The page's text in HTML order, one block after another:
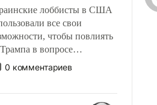
лоббисты в США
все свои
чтобы повлиять
в вопросе
вооружений
нанимателям. Вероятно,
Киев, пришла в
0 комментариев